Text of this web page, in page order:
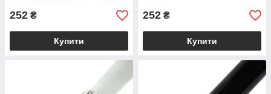
252 ₴
Купити
252 ₴
Купити